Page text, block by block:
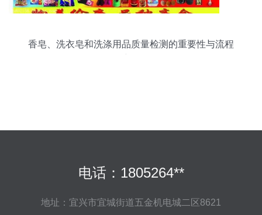
香皂、洗衣皂和洗涤用品质量检测的重要性与流程
电话：1805264**
地址：宜兴市宜城街道五金机电城二区8621